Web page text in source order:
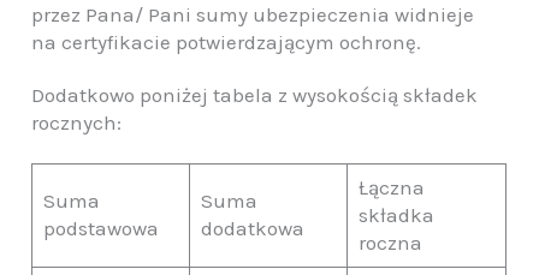
przez Pana/ Pani sumy ubezpieczenia widnieje
na certyfikacie potwierdzającym ochronę.
Dodatkowo poniżej tabela z wysokością składek
rocznych:
Suma
podstawowa
Suma
dodatkowa
Łączna
składka
roczna